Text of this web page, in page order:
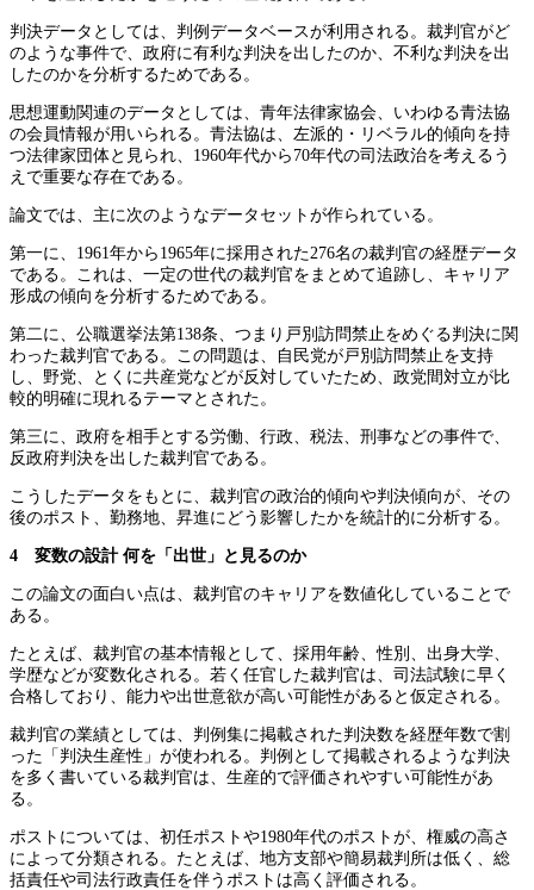
判決データとしては、判例データベースが利用される。裁判官がど
のような事件で、政府に有利な判決を出したのか、不利な判決を出
したのかを分析するためである。
思想運動関連のデータとしては、青年法律家協会、いわゆる青法協
の会員情報が用いられる。青法協は、左派的・リベラル的傾向を持
つ法律家団体と見られ、1960年代から70年代の司法政治を考えるう
えで重要な存在である。
論文では、主に次のようなデータセットが作られている。
第一に、1961年から1965年に採用された276名の裁判官の経歴データ
である。これは、一定の世代の裁判官をまとめて追跡し、キャリア
形成の傾向を分析するためである。
第二に、公職選挙法第138条、つまり戸別訪問禁止をめぐる判決に関
わった裁判官である。この問題は、自民党が戸別訪問禁止を支持
し、野党、とくに共産党などが反対していたため、政党間対立が比
較的明確に現れるテーマとされた。
第三に、政府を相手とする労働、行政、税法、刑事などの事件で、
反政府判決を出した裁判官である。
こうしたデータをもとに、裁判官の政治的傾向や判決傾向が、その
後のポスト、勤務地、昇進にどう影響したかを統計的に分析する。
4 変数の設計 何を「出世」と見るのか
この論文の面白い点は、裁判官のキャリアを数値化していることで
ある。
たとえば、裁判官の基本情報として、採用年齢、性別、出身大学、
学歴などが変数化される。若く任官した裁判官は、司法試験に早く
合格しており、能力や出世意欲が高い可能性があると仮定される。
裁判官の業績としては、判例集に掲載された判決数を経歴年数で割
った「判決生産性」が使われる。判例として掲載されるような判決
を多く書いている裁判官は、生産的で評価されやすい可能性があ
る。
ポストについては、初任ポストや1980年代のポストが、権威の高さ
によって分類される。たとえば、地方支部や簡易裁判所は低く、総
括責任や司法行政責任を伴うポストは高く評価される。